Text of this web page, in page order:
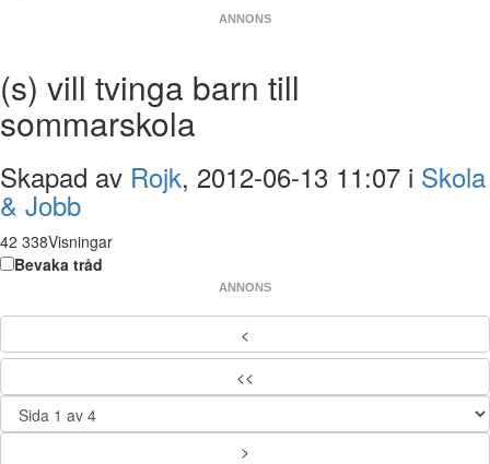
ANNONS
(s) vill tvinga barn till
sommarskola
Skapad av Rojk, 2012-06-13 11:07 i Skola
& Jobb
42 338Visningar
Bevaka tråd
ANNONS
<
<<
>